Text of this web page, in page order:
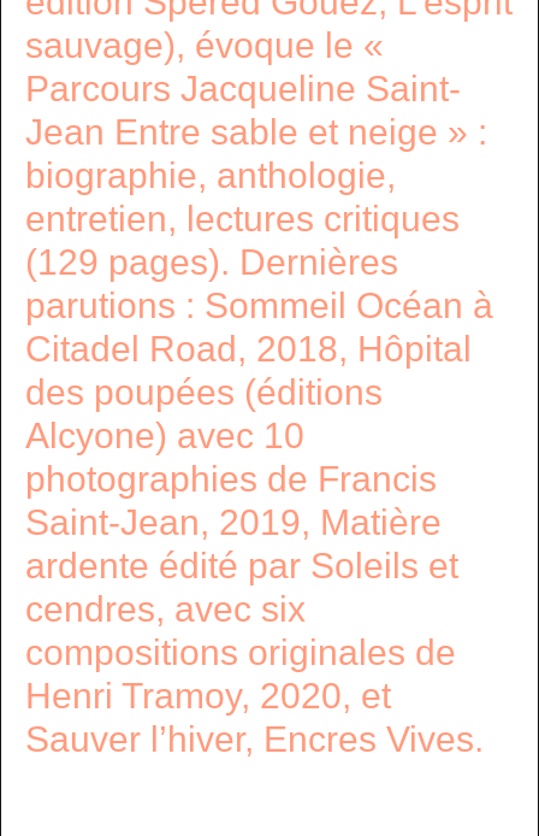
sauvage), évoque le «
Parcours Jacqueline Saint-
Jean Entre sable et neige » :
biographie, anthologie,
entretien, lectures critiques
(129 pages). Dernières
parutions : Sommeil Océan à
Citadel Road, 2018, Hôpital
des poupées (éditions
Alcyone) avec 10
photographies de Francis
Saint-Jean, 2019, Matière
ardente édité par Soleils et
cendres, avec six
compositions originales de
Henri Tramoy, 2020, et
Sauver l’hiver, Encres Vives.